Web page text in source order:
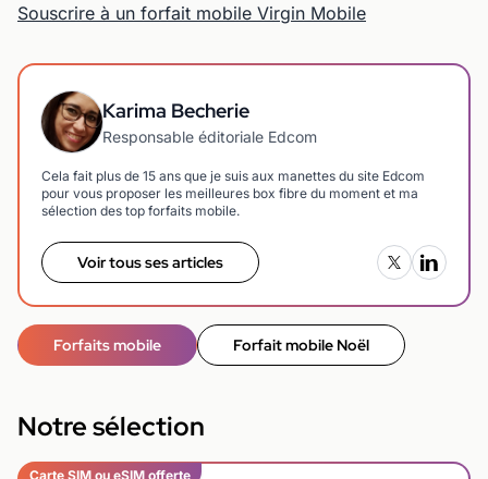
Souscrire à un forfait mobile Virgin Mobile
Karima Becherie
Responsable éditoriale Edcom
Cela fait plus de 15 ans que je suis aux manettes du site Edcom
pour vous proposer les meilleures box fibre du moment et ma
sélection des top forfaits mobile.
Voir tous ses articles
Forfaits mobile Forfait mobile Noël
Notre sélection
Carte SIM ou eSIM offerte